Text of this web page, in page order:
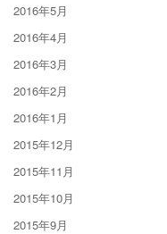
2016年5月
2016年4月
2016年3月
2016年2月
2016年1月
2015年12月
2015年11月
2015年10月
2015年9月